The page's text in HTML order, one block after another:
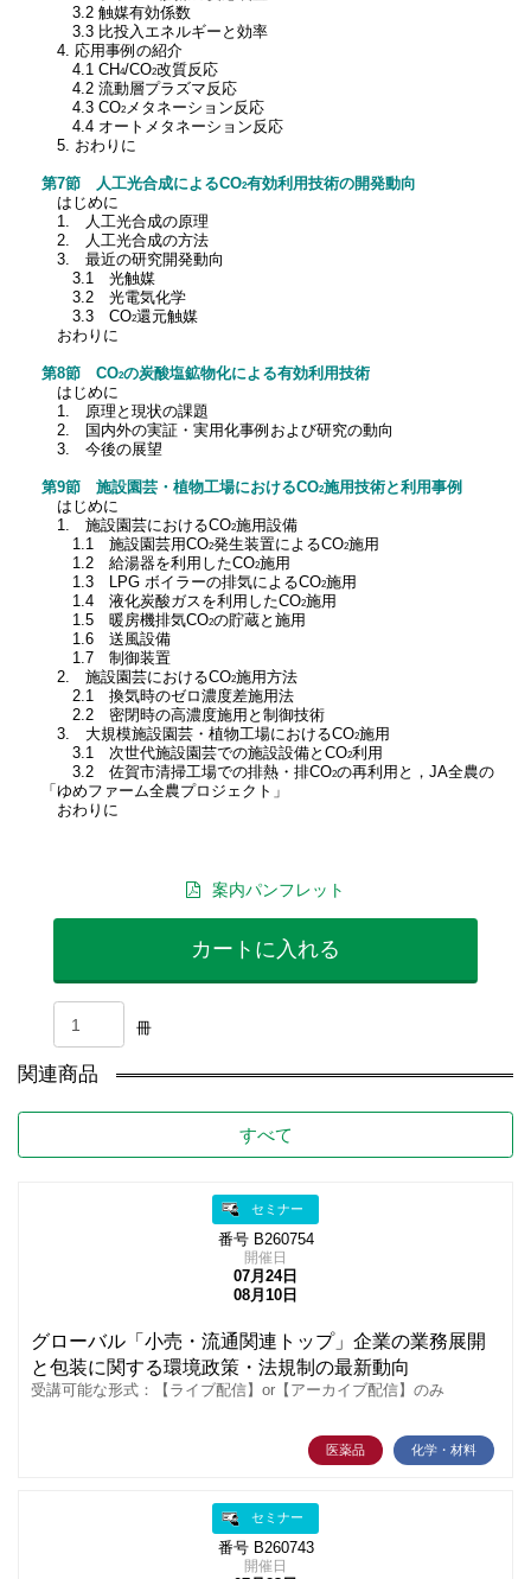
3.2 触媒有効係数
3.3 比投入エネルギーと効率
4. 応用事例の紹介
4.1 CH4/CO2改質反応
4.2 流動層プラズマ反応
4.3 CO2メタネーション反応
4.4 オートメタネーション反応
5. おわりに
第7節 人工光合成によるCO2有効利用技術の開発動向
はじめに
1. 人工光合成の原理
2. 人工光合成の方法
3. 最近の研究開発動向
3.1 光触媒
3.2 光電気化学
3.3 CO2還元触媒
おわりに
第8節 CO2の炭酸塩鉱物化による有効利用技術
はじめに
1. 原理と現状の課題
2. 国内外の実証・実用化事例および研究の動向
3. 今後の展望
第9節 施設園芸・植物工場におけるCO2施用技術と利用事例
はじめに
1. 施設園芸におけるCO2施用設備
1.1 施設園芸用CO2発生装置によるCO2施用
1.2 給湯器を利用したCO2施用
1.3 LPG ボイラーの排気によるCO2施用
1.4 液化炭酸ガスを利用したCO2施用
1.5 暖房機排気CO2の貯蔵と施用
1.6 送風設備
1.7 制御装置
2. 施設園芸におけるCO2施用方法
2.1 換気時のゼロ濃度差施用法
2.2 密閉時の高濃度施用と制御技術
3. 大規模施設園芸・植物工場におけるCO2施用
3.1 次世代施設園芸での施設設備とCO2利用
3.2 佐賀市清掃工場での排熱・排CO2の再利用と，JA全農の
「ゆめファーム全農プロジェクト」
おわりに
案内パンフレット
カートに入れる
冊
関連商品
すべて
セミナー
番号 B260754
開催日
07月24日
08月10日
グローバル「小売・流通関連トップ」企業の業務展開
と包装に関する環境政策・法規制の最新動向
受講可能な形式：【ライブ配信】or【アーカイブ配信】のみ
医薬品 化学・材料
セミナー
番号 B260743
開催日